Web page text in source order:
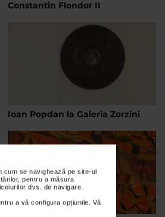
cum se navighează pe site-ul
pentru a măsura
dvs. de navigare.
a vă configura opțiunile. Vă
Constantin Flondor II
Ioan Popdan la Galeria Zorzini